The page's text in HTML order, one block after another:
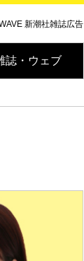
新潮社雑誌広告
誌・ウェブ